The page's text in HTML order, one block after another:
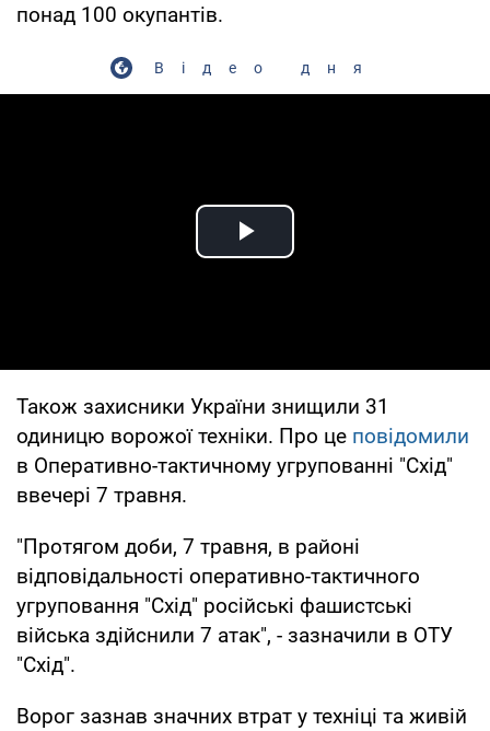
понад 100 окупантів.
Відео дня
Play Video
Також захисники України знищили 31
одиницю ворожої техніки. Про це повідомили
в Оперативно-тактичному угрупованні "Схід"
ввечері 7 травня.
"Протягом доби, 7 травня, в районі
відповідальності оперативно-тактичного
угруповання "Схід" російські фашистські
війська здійснили 7 атак", - зазначили в ОТУ
"Схід".
Ворог зазнав значних втрат у техніці та живій